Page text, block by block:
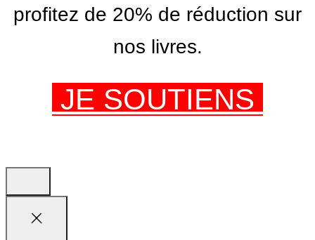
profitez de 20% de réduction sur
nos livres.
JE SOUTIENS